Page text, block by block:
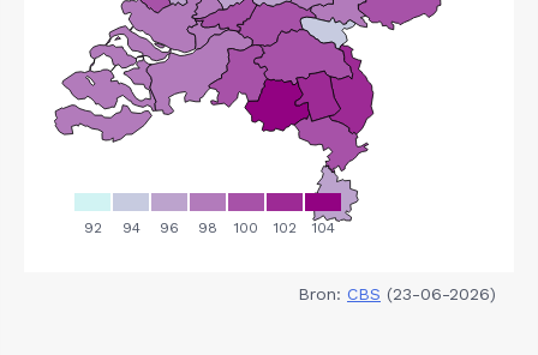
Bron: CBS (23-06-2026)